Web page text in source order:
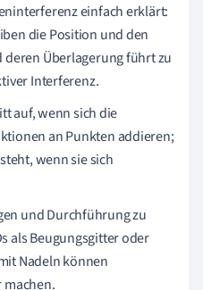
einfach erklärt:
die Position und den
deren Überlagerung führt zu
Interferenz.
auf, wenn sich die
an Punkten addieren;
wenn sie sich
und Durchführung zu
als Beugungsgitter oder
Nadeln können